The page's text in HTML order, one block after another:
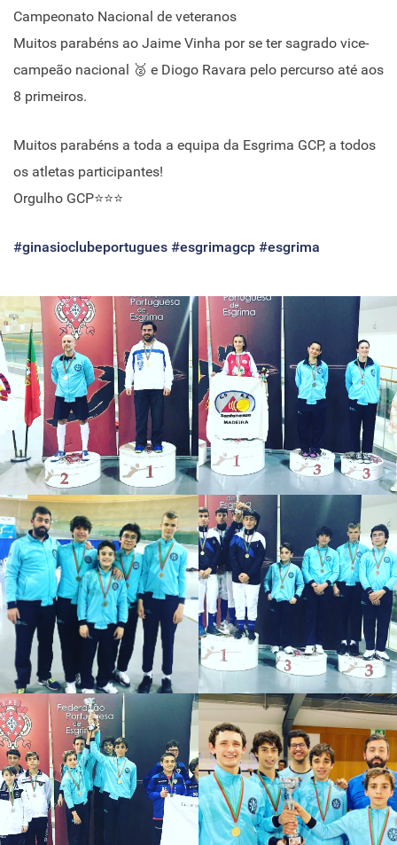
Campeonato Nacional de veteranos
Muitos parabéns ao Jaime Vinha por se ter sagrado vice-
campeão nacional 🥈 e Diogo Ravara pelo percurso até aos
8 primeiros.
Muitos parabéns a toda a equipa da Esgrima GCP, a todos
os atletas participantes!
Orgulho GCP⭐⭐⭐
#ginasioclubeportugues #esgrimagcp #esgrima